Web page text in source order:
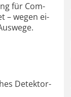
für Com­
– we­gen ei­
De­tek­tor­